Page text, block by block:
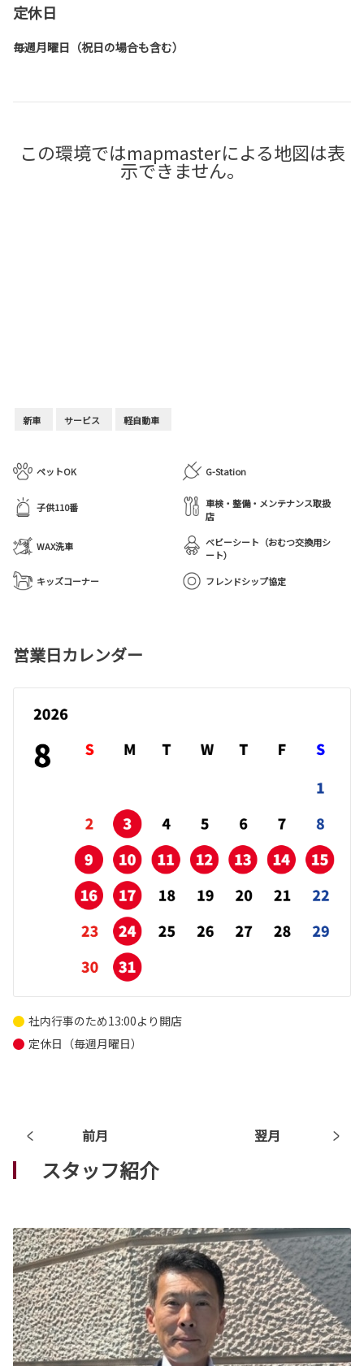
定休日
毎週月曜日（祝日の場合も含む）
新車 サービス 軽自動車
ペットOK G-Station
子供110番
車検・整備・メンテナンス取扱
店
WAX洗車
ベビーシート（おむつ交換用シ
ート）
キッズコーナー
フレンドシップ協定
この環境ではmapmasterによる地図は表
示できません。
営業日カレンダー
前月 翌月
社内行事のため13:00より開店
定休日（毎週月曜日）
スタッフ紹介